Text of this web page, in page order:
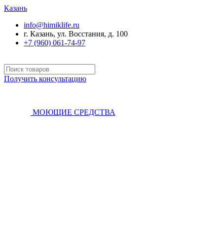
Казань
info@himiklife.ru
г. Казань, ул. Восстания, д. 100
+7 (960) 061-74-97
Получить консультацию
МОЮЩИЕ СРЕДСТВА